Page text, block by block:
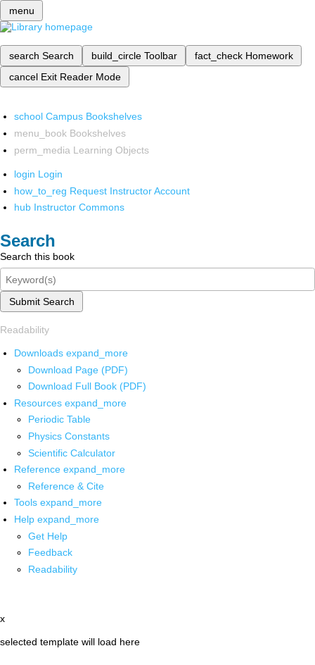
menu
search Search build_circle Toolbar fact_check Homework
cancel Exit Reader Mode
school Campus Bookshelves
menu_book Bookshelves
perm_media Learning Objects
login Login
how_to_reg Request Instructor Account
hub Instructor Commons
Search
Search this book
Submit Search
Readability
Downloads expand_more
Download Page (PDF)
Download Full Book (PDF)
Resources expand_more
Periodic Table
Physics Constants
Scientific Calculator
Reference expand_more
Reference & Cite
Tools expand_more
Help expand_more
Get Help
Feedback
Readability
x
selected template will load here